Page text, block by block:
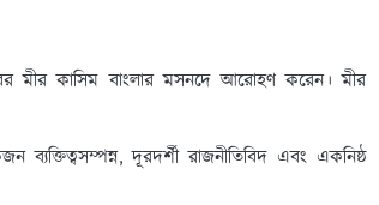
মীর কাসিম বাংলার মসনদে আরোহণ করেন। মীর
দূরদর্শী রাজনীতিবিদ এবং একনিষ্ঠ